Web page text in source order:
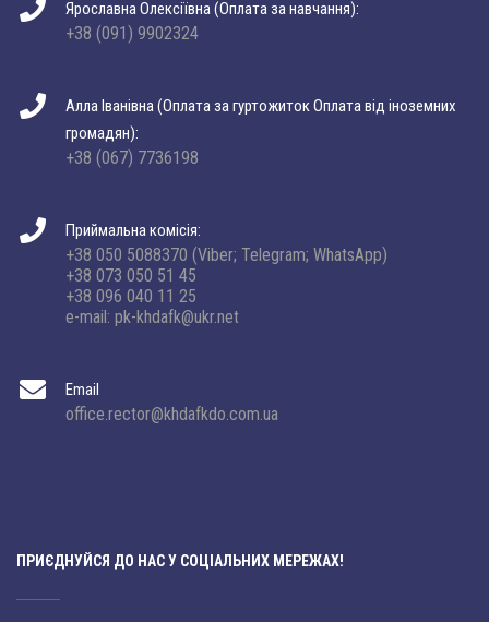
Ярославна Олексіївна (Оплата за навчання):
+38 (091) 9902324
Алла Іванівна (Оплата за гуртожиток Оплата від іноземних
громадян):
+38 (067) 7736198
Приймальна комісія:
+38 050 5088370 (Viber; Telegram; WhatsApp)
+38 073 050 51 45
+38 096 040 11 25
e-mail: pk-khdafk@ukr.net
Email
office.rector@khdafkdo.com.ua
ПРИЄДНУЙСЯ ДО НАС У СОЦІАЛЬНИХ МЕРЕЖАХ!